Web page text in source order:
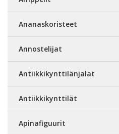
Ananaskoristeet
Annostelijat
Antiikkikynttilänjalat
Antiikkikynttilät
Apinafiguurit